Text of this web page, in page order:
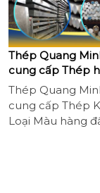
Thép Quang
cung cấp Thép
Thép Quang
cung cấp Thép
Loại Màu hàng